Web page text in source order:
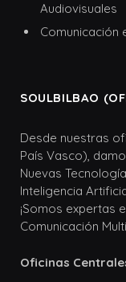
Audiovisuales
Comunicación
SOULBILBAO
Desde nuestras
País Vasco),
Nuevas
Inteligencia
¡Somos expertas
Comunicación
Oficinas